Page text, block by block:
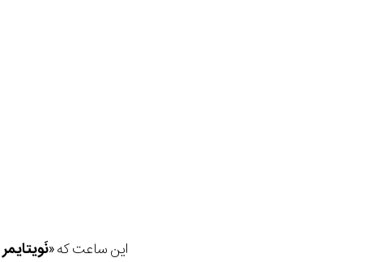
این ساعت که «نَویتایمر